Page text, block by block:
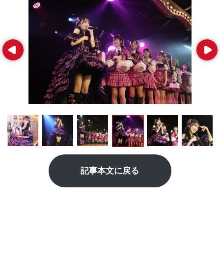
Prev Next
記事本文に戻る